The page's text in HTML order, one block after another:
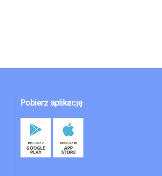
Pobierz aplikację